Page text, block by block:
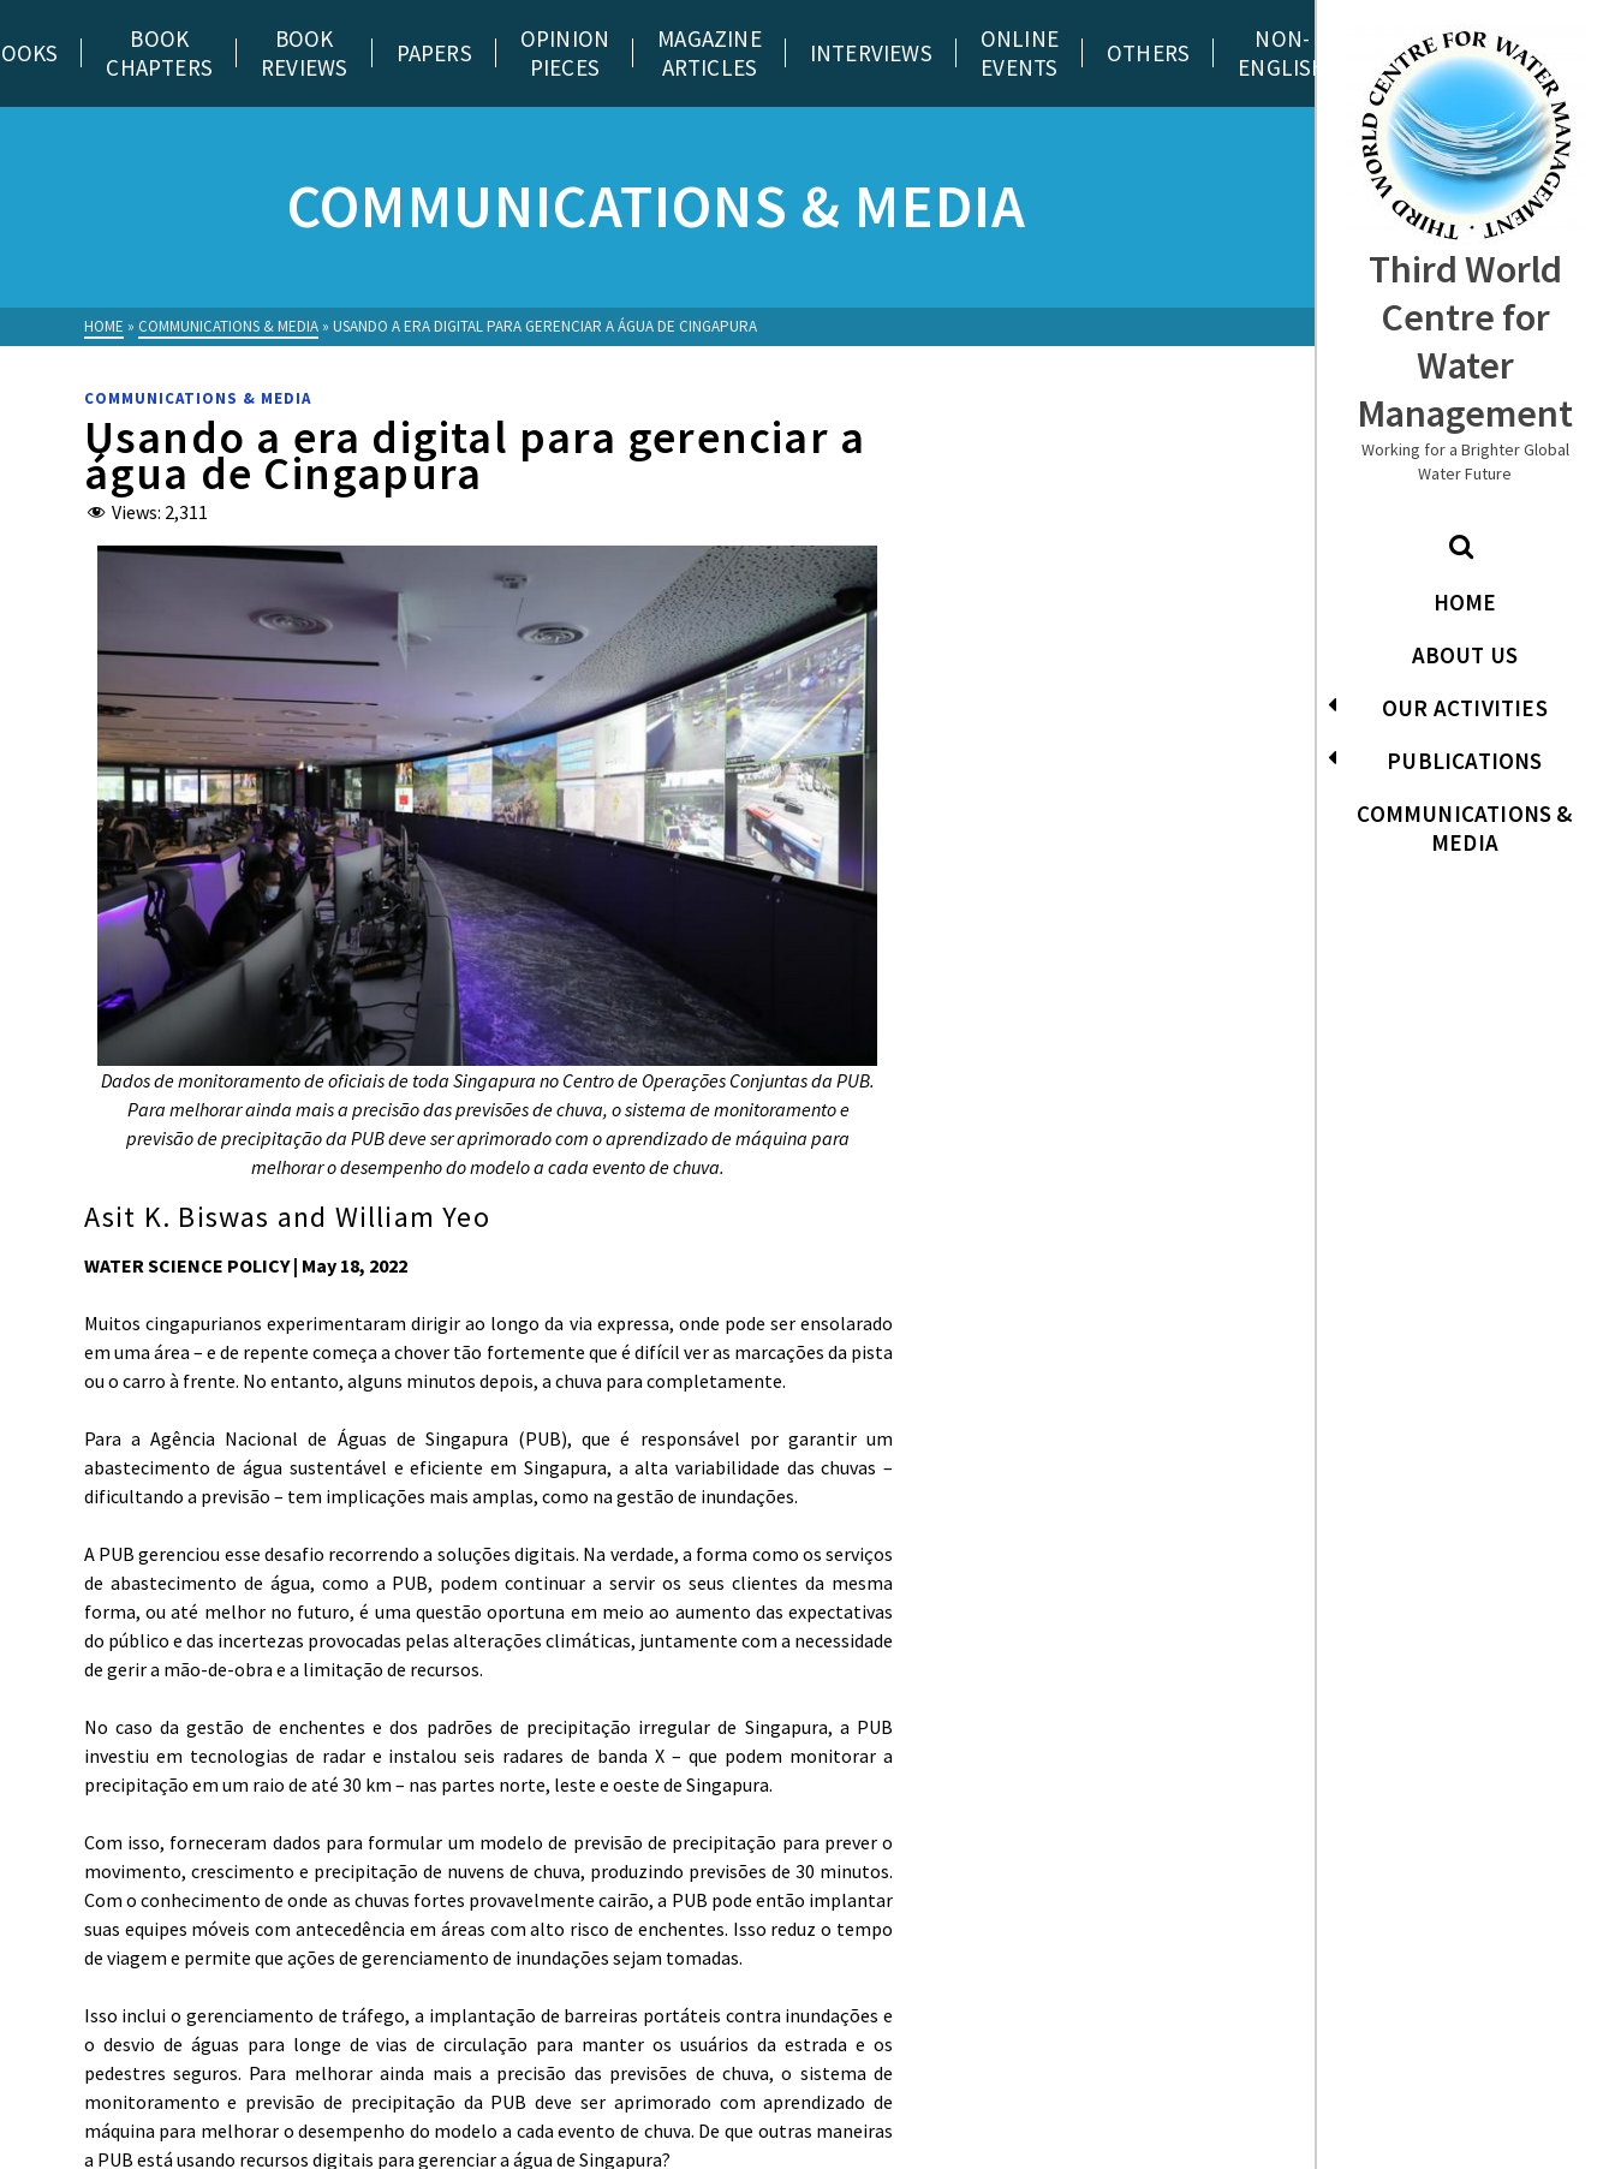
Third World
Centre for
Water
Management
Working for a Brighter Global
Water Future
HOME
ABOUT US
OUR ACTIVITIES
PUBLICATIONS
COMMUNICATIONS &
MEDIA
BOOK
CHAPTERS
BOOK
REVIEWS
PAPERS
OPINION
PIECES
MAGAZINE
ARTICLES
INTERVIEWS
ONLINE
EVENTS
OTHERS
NON-
ENGLISH
COMMUNICATIONS & MEDIA
HOME » COMMUNICATIONS & MEDIA » USANDO A ERA DIGITAL PARA GERENCIAR A ÁGUA DE CINGAPURA
COMMUNICATIONS & MEDIA
Usando a era digital para gerenciar a
água de Cingapura
Views: 2,311
Dados de monitoramento de oficiais de toda Singapura no Centro de Operações Conjuntas da PUB.
Para melhorar ainda mais a precisão das previsões de chuva, o sistema de monitoramento e
previsão de precipitação da PUB deve ser aprimorado com o aprendizado de máquina para
melhorar o desempenho do modelo a cada evento de chuva.
Asit K. Biswas and William Yeo
WATER SCIENCE POLICY | May 18, 2022
Muitos cingapurianos experimentaram dirigir ao longo da via expressa, onde pode ser ensolarado
em uma área – e de repente começa a chover tão fortemente que é difícil ver as marcações da pista
ou o carro à frente. No entanto, alguns minutos depois, a chuva para completamente.
Para a Agência Nacional de Águas de Singapura (PUB), que é responsável por garantir um
abastecimento de água sustentável e eficiente em Singapura, a alta variabilidade das chuvas –
dificultando a previsão – tem implicações mais amplas, como na gestão de inundações.
A PUB gerenciou esse desafio recorrendo a soluções digitais. Na verdade, a forma como os serviços
de abastecimento de água, como a PUB, podem continuar a servir os seus clientes da mesma
forma, ou até melhor no futuro, é uma questão oportuna em meio ao aumento das expectativas
do público e das incertezas provocadas pelas alterações climáticas, juntamente com a necessidade
de gerir a mão-de-obra e a limitação de recursos.
No caso da gestão de enchentes e dos padrões de precipitação irregular de Singapura, a PUB
investiu em tecnologias de radar e instalou seis radares de banda X – que podem monitorar a
precipitação em um raio de até 30 km – nas partes norte, leste e oeste de Singapura.
Com isso, forneceram dados para formular um modelo de previsão de precipitação para prever o
movimento, crescimento e precipitação de nuvens de chuva, produzindo previsões de 30 minutos.
Com o conhecimento de onde as chuvas fortes provavelmente cairão, a PUB pode então implantar
suas equipes móveis com antecedência em áreas com alto risco de enchentes. Isso reduz o tempo
de viagem e permite que ações de gerenciamento de inundações sejam tomadas.
Isso inclui o gerenciamento de tráfego, a implantação de barreiras portáteis contra inundações e
o desvio de águas para longe de vias de circulação para manter os usuários da estrada e os
pedestres seguros. Para melhorar ainda mais a precisão das previsões de chuva, o sistema de
monitoramento e previsão de precipitação da PUB deve ser aprimorado com aprendizado de
máquina para melhorar o desempenho do modelo a cada evento de chuva. De que outras maneiras
a PUB está usando recursos digitais para gerenciar a água de Singapura?